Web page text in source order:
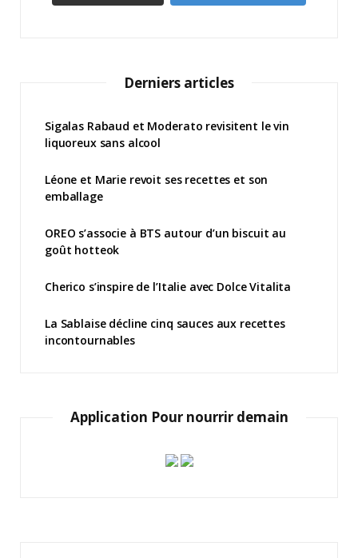
Derniers articles
Sigalas Rabaud et Moderato revisitent le vin
liquoreux sans alcool
Léone et Marie revoit ses recettes et son
emballage
OREO s’associe à BTS autour d’un biscuit au
goût hotteok
Cherico s’inspire de l’Italie avec Dolce Vitalita
La Sablaise décline cinq sauces aux recettes
incontournables
Application Pour nourrir demain